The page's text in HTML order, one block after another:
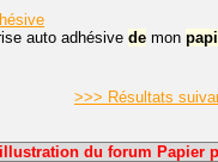
auto adhésive de mon
>>> Résultats
du forum Papier